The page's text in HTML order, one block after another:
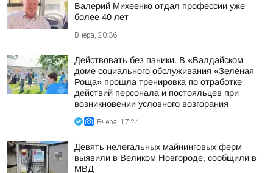
Валерий Михеенко отдал профессии уже
более 40 лет
Вчера, 20:36
Действовать без паники. В «Валдайском
доме социального обслуживания «Зелёная
Роща» прошла тренировка по отработке
действий персонала и постояльцев при
возникновении условного возгорания
Вчера, 17:24
Девять нелегальных майнинговых ферм
выявили в Великом Новгороде, сообщили в
МВД